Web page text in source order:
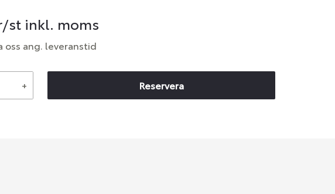
st inkl. moms
oss ang. leveranstid
+ Reservera